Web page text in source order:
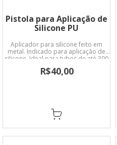
Pistola para Aplicação de
Silicone PU
Aplicador para silicone feito em
metal. Indicado para aplicação de
silicone. Ideal para tubos de até 300
g/305 ml (massa).
R$40,00